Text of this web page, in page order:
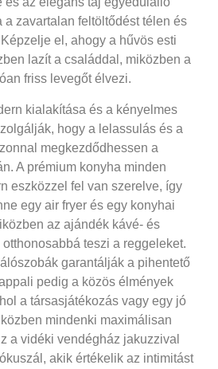
a zavartalan feltöltődést télen és
el, ahogy a hűvös esti
lazít a családdal, miközben a
friss levegőt élvezi.
kialakítása és a kényelmes
hogy a lelassulás és a
megkezdődhessen a
A prémium konyha minden
eszközzel fel van szerelve, így
egy air fryer és egy konyhai
az ajándék kávé- és
teszi a reggeleket.
garantálják a pihentető
pedig a közös élmények
a társasjátékozás vagy egy jó
mindenki maximálisan
a vidéki vendégház jakuzzival
akik értékelik az intimitást